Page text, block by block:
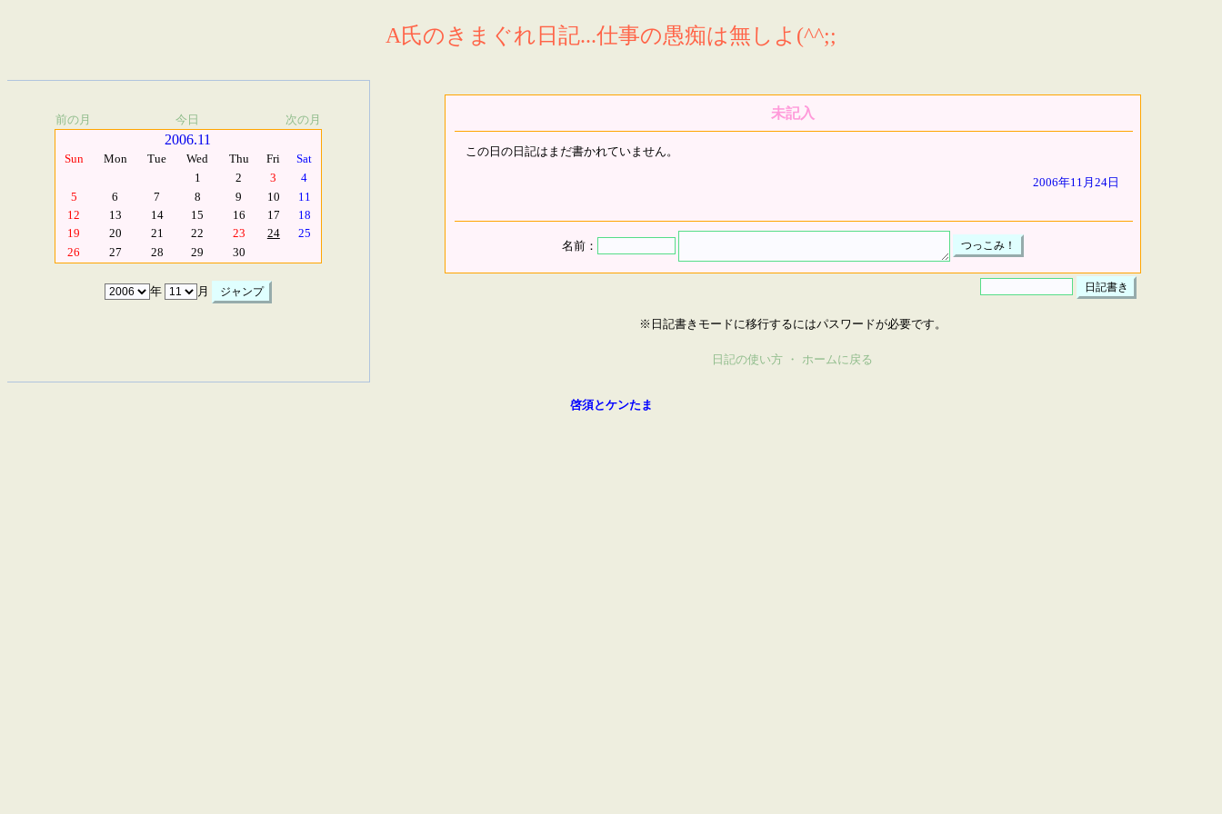
A氏のきまぐれ日記...仕事の愚痴は無しよ(^^;;
前の月 今日 次の月
2006.11
Sun Mon Tue Wed Thu Fri
Sat
1
2 3
4
5
6 7 8 9 10
11
12
13 14 15 16 17
18
19
20 21 22 23 24
25
26
27 28 29 30
年 月
未記入
この日の日記はまだ書かれていません。
2006年11月24日
名前：
※日記書きモードに移行するにはパスワードが必要です。
日記の使い方 ・ ホームに戻る
啓須とケンたま